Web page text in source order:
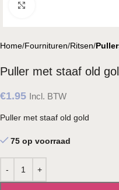
Home Fournituren Ritsen
Puller met staaf old
€1.95 Incl. BTW
Puller met staaf old gold
75 op voorraad